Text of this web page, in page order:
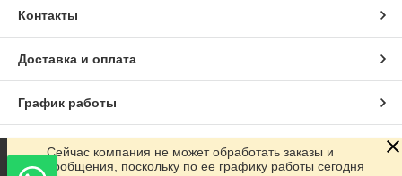
Контакты
Доставка и оплата
График работы
Полная версия сайта
Сейчас компания не может обработать заказы и
сообщения, поскольку по ее графику работы сегодня